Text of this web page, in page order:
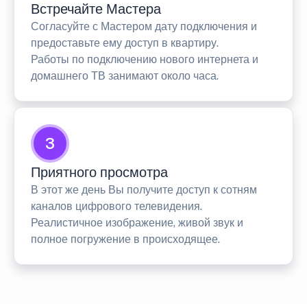
Встречайте Мастера
Согласуйте с Мастером дату подключения и
предоставьте ему доступ в квартиру.
Работы по подключению нового интернета и
домашнего ТВ занимают около часа.
3
Приятного просмотра
В этот же день Вы получите доступ к сотням
каналов цифрового телевидения.
Реалистичное изображение, живой звук и
полное погружение в происходящее.